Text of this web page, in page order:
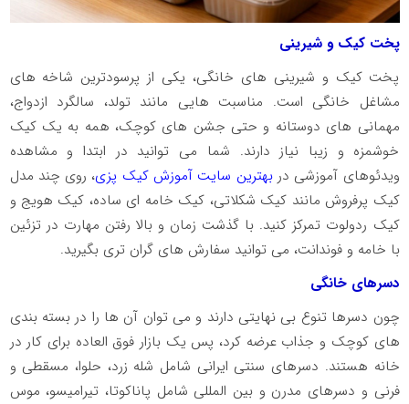
پخت کیک و شیرینی
پخت کیک و شیرینی های خانگی، یکی از پرسودترین شاخه های
مشاغل خانگی است. مناسبت هایی مانند تولد، سالگرد ازدواج،
مهمانی های دوستانه و حتی جشن های کوچک، همه به یک کیک
خوشمزه و زیبا نیاز دارند. شما می توانید در ابتدا و مشاهده
ویدئوهای آموزشی دربهترین سایت آموزش کیک پزی، روی چند مدل
کیک پرفروش مانند کیک شکلاتی، کیک خامه ای ساده، کیک هویج و
کیک ردولوت تمرکز کنید. با گذشت زمان و بالا رفتن مهارت در تزئین
با خامه و فوندانت، می توانید سفارش های گران تری بگیرید.
دسرهای خانگی
چون دسرها تنوع بی نهایتی دارند و می توان آن ها را در بسته بندی
های کوچک و جذاب عرضه کرد، پس یک بازار فوق العاده برای کار در
خانه هستند. دسرهای سنتی ایرانی شامل شله زرد، حلوا، مسقطی و
فرنی و دسرهای مدرن و بین المللی شامل پاناکوتا، تیرامیسو، موس